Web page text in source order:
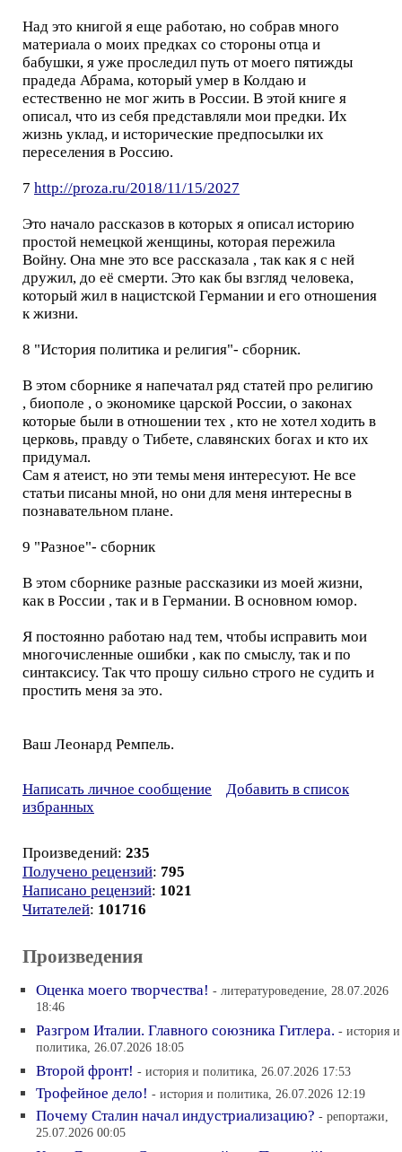
Над это книгой я еще работаю, но собрав много
материала о моих предках со стороны отца и
бабушки, я уже проследил путь от моего пятижды
прадеда Абрама, который умер в Колдаю и
естественно не мог жить в России. В этой книге я
описал, что из себя представляли мои предки. Их
жизнь уклад, и исторические предпосылки их
переселения в Россию.
7 http://proza.ru/2018/11/15/2027
Это начало рассказов в которых я описал историю
простой немецкой женщины, которая пережила
Войну. Она мне это все рассказала , так как я с ней
дружил, до её смерти. Это как бы взгляд человека,
который жил в нацистской Германии и его отношения
к жизни.
8 "История политика и религия"- сборник.
В этом сборнике я напечатал ряд статей про религию
, биополе , о экономике царской России, о законах
которые были в отношении тех , кто не хотел ходить в
церковь, правду о Тибете, славянских богах и кто их
придумал.
Сам я атеист, но эти темы меня интересуют. Не все
статьи писаны мной, но они для меня интересны в
познавательном плане.
9 "Разное"- сборник
В этом сборнике разные рассказики из моей жизни,
как в России , так и в Германии. В основном юмор.
Я постоянно работаю над тем, чтобы исправить мои
многочисленные ошибки , как по смыслу, так и по
синтаксису. Так что прошу сильно строго не судить и
простить меня за это.
Ваш Леонард Ремпель.
Написать личное сообщение
Добавить в список
избранных
Произведений: 235
Получено рецензий: 795
Написано рецензий: 1021
Читателей: 101716
Произведения
Оценка моего творчества! - литературоведение, 28.07.2026
18:46
Разгром Италии. Главного союзника Гитлера. - история и
политика, 26.07.2026 18:05
Второй фронт! - история и политика, 26.07.2026 17:53
Трофейное дело! - история и политика, 26.07.2026 12:19
Почему Сталин начал индустриализацию? - репортажи,
25.07.2026 00:05